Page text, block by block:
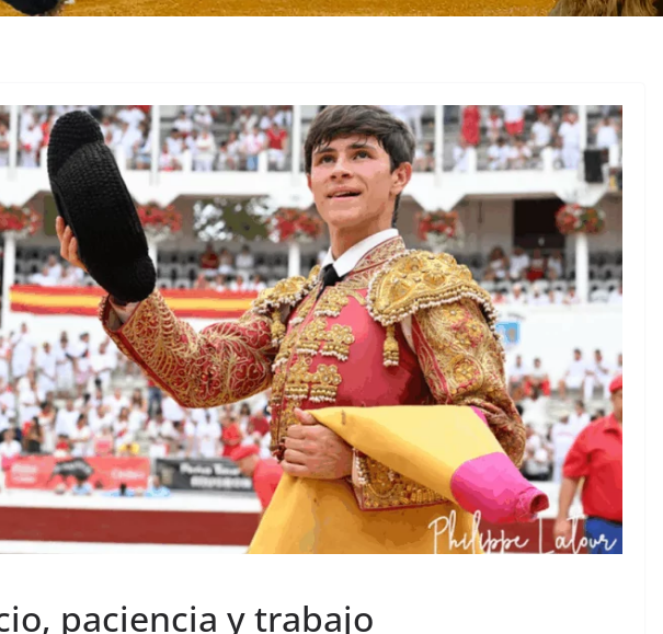
paciencia y trabajo
TAURINES PHOTOS TAURINES 2026
l’ouverture en
06/2026 Tertulias
ACTUALITÉS TAURINES PHOTOS TAURINES 2026
Bayonne, la corrida des
fêtes en photos
17/07/2026 Tertulias